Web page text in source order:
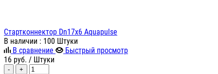
Стартконнектор Dn17х6 Aquapulse
В наличии : 100 Штуки
В сравнение
Быстрый просмотр
16 руб. / Штуки
- +